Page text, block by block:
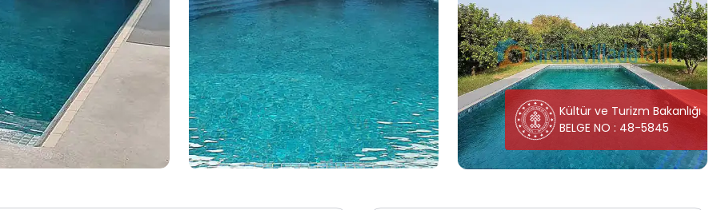
Kültür ve Turizm Bakanlığı
BELGE NO : 48-5845